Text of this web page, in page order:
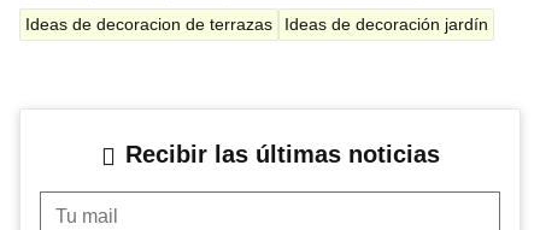
Ideas de decoracion de terrazas Ideas de decoración jardín
Recibir las últimas noticias
Tu mail